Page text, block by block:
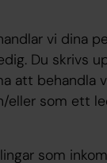
vi dina
Du skrivs
att
eller som ett
som